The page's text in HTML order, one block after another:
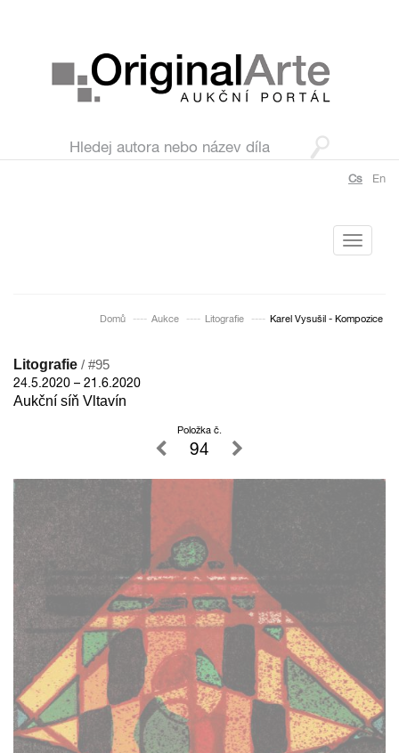
Cs En
Toggle
Domů Aukce Litografie Karel Vysušil - Kompozice
Litografie / #95
24.5.2020 – 21.6.2020
Aukční síň Vltavín
Položka č.
94